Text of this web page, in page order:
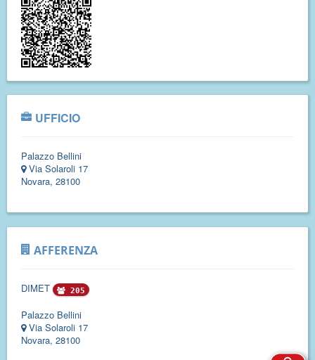
UFFICIO
Palazzo Bellini
Via Solaroli 17
Novara, 28100
AFFERENZA
DIMET 205
Palazzo Bellini
Via Solaroli 17
Novara, 28100